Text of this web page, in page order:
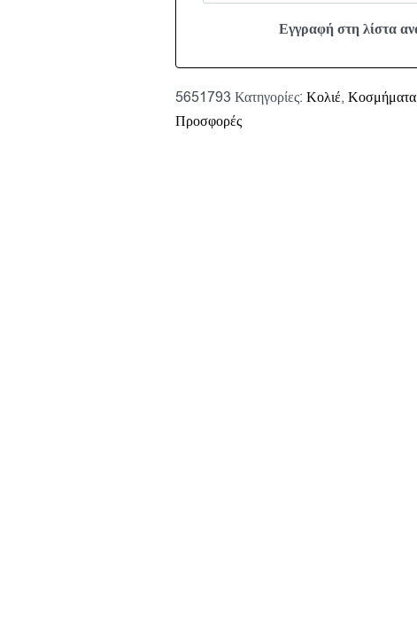
5651793Κατηγορίες:Κολιέ,Κοσμήματα
Προσφορές